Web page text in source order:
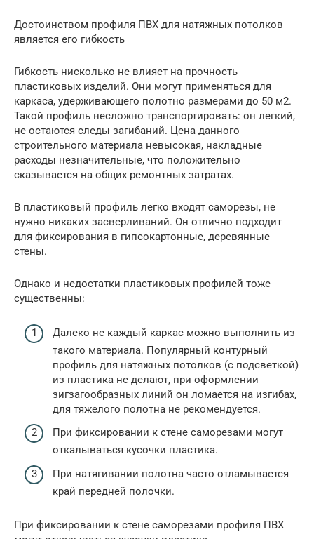
Достоинством профиля ПВХ для натяжных потолков
является его гибкость
Гибкость нисколько не влияет на прочность
пластиковых изделий. Они могут применяться для
каркаса, удерживающего полотно размерами до 50 м2.
Такой профиль несложно транспортировать: он легкий,
не остаются следы загибаний. Цена данного
строительного материала невысокая, накладные
расходы незначительные, что положительно
сказывается на общих ремонтных затратах.
В пластиковый профиль легко входят саморезы, не
нужно никаких засверливаний. Он отлично подходит
для фиксирования в гипсокартонные, деревянные
стены.
Однако и недостатки пластиковых профилей тоже
существенны:
Далеко не каждый каркас можно выполнить из
такого материала. Популярный контурный
профиль для натяжных потолков (с подсветкой)
из пластика не делают, при оформлении
зигзагообразных линий он ломается на изгибах,
для тяжелого полотна не рекомендуется.
При фиксировании к стене саморезами могут
откалываться кусочки пластика.
При натягивании полотна часто отламывается
край передней полочки.
При фиксировании к стене саморезами профиля ПВХ